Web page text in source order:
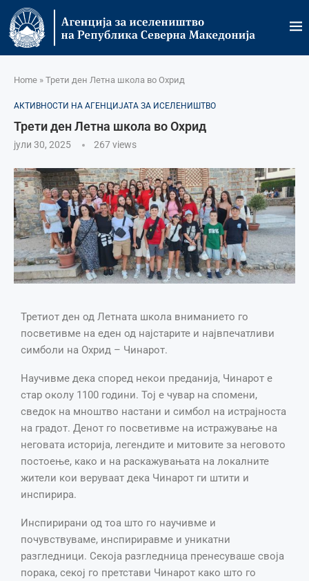
Home » Трети ден Летна школа во Охрид
АКТИВНОСТИ НА АГЕНЦИЈАТА ЗА ИСЕЛЕНИШТВО
Трети ден Летна школа во Охрид
јули 30, 2025 267views
Третиот ден од Летната школа вниманието го
посветивме на еден од најстарите и највпечатливи
симболи на Охрид – Чинарот.
Научивме дека според некои преданија, Чинарот е
стар околу 1100 години. Тој е чувар на спомени,
сведок на мноштво настани и симбол на истрајноста
на градот. Денот го посветивме на истражување на
неговата историја, легендите и митовите за неговото
постоење, како и на раскажувањата на локалните
жители кои веруваат дека Чинарот ги штити и
инспирира.
Инспирирани од тоа што го научивме и
почувствуваме, инспириравме и уникатни
разгледници. Секоја разгледница пренесуваше своја
порака, секој го претстави Чинарот како што го